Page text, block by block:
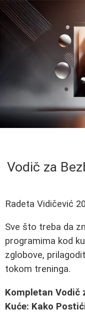
Vodič za
Radeta Vidičević
Sve što treba da
programima kod
zglobove,
tokom treninga.
Kompletan Vodič
Kuće: Kako